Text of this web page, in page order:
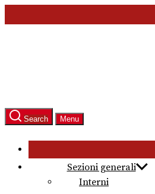
to
Search Menu
Sezioni generali
Interni